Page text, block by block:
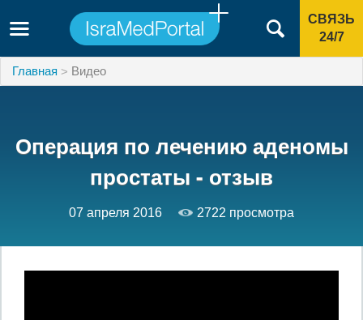
СВЯЗЬ
24/7
Главная Видео
Операция по лечению аденомы
простаты - отзыв
07 апреля 2016 2722 просмотра